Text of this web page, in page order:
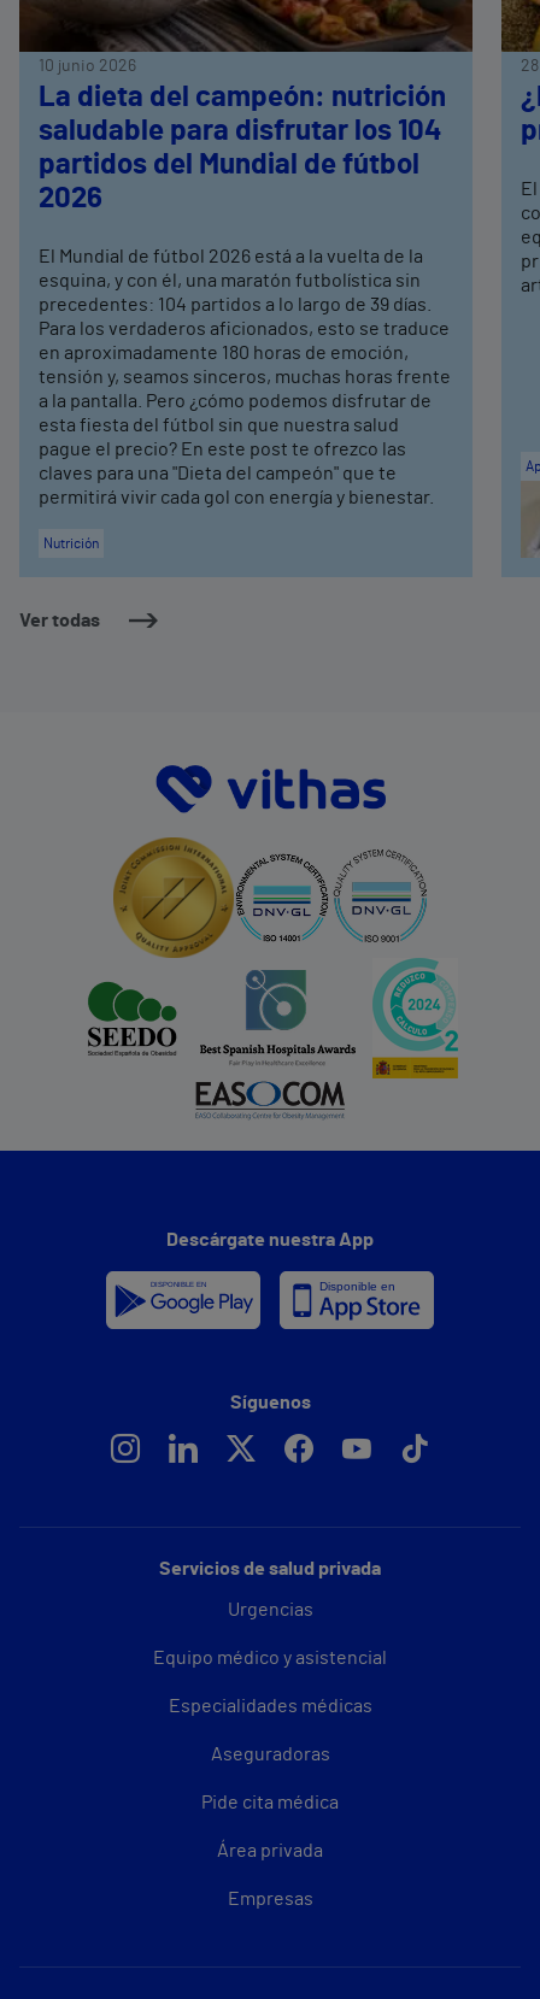
Ver todas
10 junio 2026
La dieta del campeón: nutrición
saludable para disfrutar los 104
partidos del Mundial de fútbol
2026
El Mundial de fútbol 2026 está a la vuelta de la
esquina, y con él, una maratón futbolística sin
precedentes: 104 partidos a lo largo de 39 días.
Para los verdaderos aficionados, esto se traduce
en aproximadamente 180 horas de emoción,
tensión y, seamos sinceros, muchas horas frente
a la pantalla. Pero ¿cómo podemos disfrutar de
esta fiesta del fútbol sin que nuestra salud
pague el precio? En este post te ofrezco las
claves para una "Dieta del campeón" que te
permitirá vivir cada gol con energía y bienestar.
Nutrición
Servicios de salud privada
Urgencias
Equipo médico y asistencial
Especialidades médicas
Aseguradoras
Pide cita médica
Área privada
Empresas
Descárgate nuestra App
Síguenos